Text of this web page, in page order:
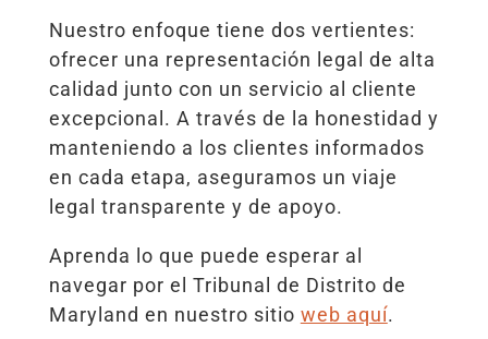
Nuestro enfoque tiene dos vertientes:
ofrecer una representación legal de alta
calidad junto con un servicio al cliente
excepcional. A través de la honestidad y
manteniendo a los clientes informados
en cada etapa, aseguramos un viaje
legal transparente y de apoyo.
Aprenda lo que puede esperar al
navegar por el Tribunal de Distrito de
Maryland en nuestro sitio web aquí.